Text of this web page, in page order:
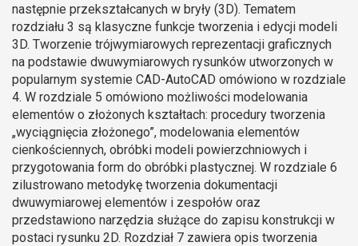
następnie przekształcanych w bryły (3D). Tematem
rozdziału 3 są klasyczne funkcje tworzenia i edycji modeli
3D. Tworzenie trójwymiarowych reprezentacji graficznych
na podstawie dwuwymiarowych rysunków utworzonych w
popularnym systemie CAD-AutoCAD omówiono w rozdziale
4. W rozdziale 5 omówiono możliwości modelowania
elementów o złożonych kształtach: procedury tworzenia
„wyciągnięcia złożonego”, modelowania elementów
cienkościennych, obróbki modeli powierzchniowych i
przygotowania form do obróbki plastycznej. W rozdziale 6
zilustrowano metodykę tworzenia dokumentacji
dwuwymiarowej elementów i zespołów oraz
przedstawiono narzędzia służące do zapisu konstrukcji w
postaci rysunku 2D. Rozdział 7 zawiera opis tworzenia